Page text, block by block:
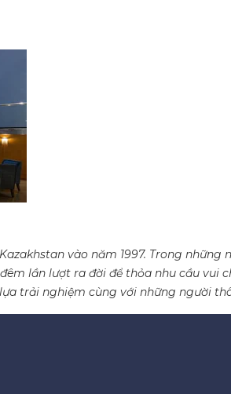
vào năm 1997. Trong
lần lượt ra đời để thỏa nhu cầu
trải nghiệm cùng với những người